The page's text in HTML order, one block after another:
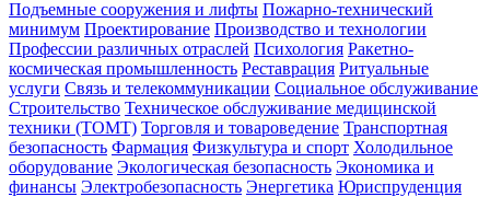
Подъемные сооружения и лифты Пожарно-технический
минимум Проектирование Производство и технологии
Профессии различных отраслей Психология Ракетно-
космическая промышленность Реставрация Ритуальные
услуги Связь и телекоммуникации Социальное обслуживание
Строительство Техническое обслуживание медицинской
техники (ТОМТ) Торговля и товароведение Транспортная
безопасность Фармация Физкультура и спорт Холодильное
оборудование Экологическая безопасность Экономика и
финансы Электробезопасность Энергетика Юриспруденция